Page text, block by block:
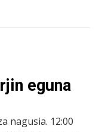
eguna
nagusia. 12:00